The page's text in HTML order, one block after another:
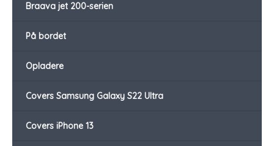
Braava jet 200-serien
På bordet
Opladere
Covers Samsung Galaxy S22 Ultra
Covers iPhone 13